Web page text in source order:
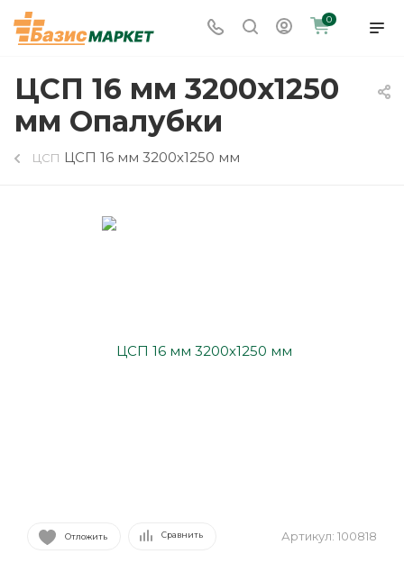
0
ЦСП 16 мм 3200х1250
мм Опалубки
ЦСП ЦСП 16 мм 3200х1250 мм
Отложить Сравнить Артикул: 100818